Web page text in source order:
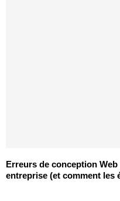
Erreurs de conception
entreprise (et comment les